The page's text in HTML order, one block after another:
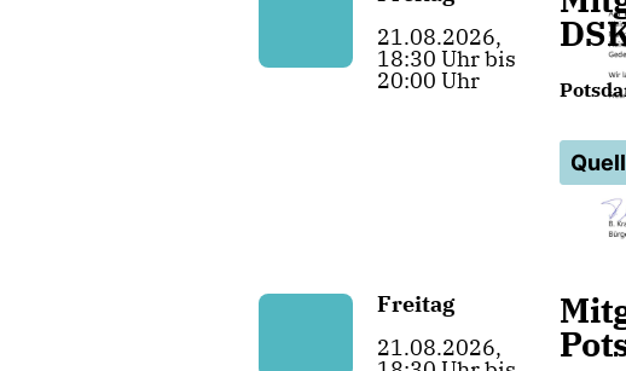
21.08.2026,
18:30 Uhr bis
20:00 Uhr
Freitag
21.08.2026,